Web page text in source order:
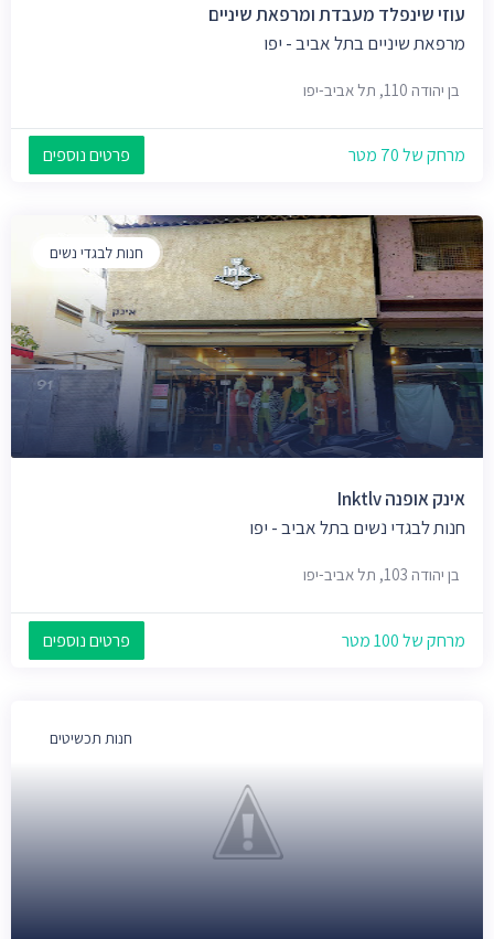
עוזי שינפלד מעבדת ומרפאת שיניים
מרפאת שיניים בתל אביב - יפו
בן יהודה 110, תל אביב-יפו
מרחק של 70 מטר פרטים נוספים
חנות לבגדי נשים
אינק אופנה Inktlv
חנות לבגדי נשים בתל אביב - יפו
בן יהודה 103, תל אביב-יפו
מרחק של 100 מטר פרטים נוספים
חנות תכשיטים